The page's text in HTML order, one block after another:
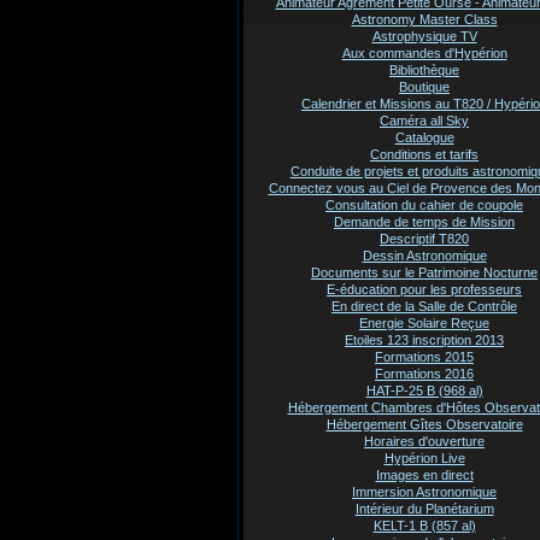
Astronomy Master Class
Astrophysique TV
Aux commandes d'Hypérion
Bibliothèque
Boutique
Calendrier et Missions au T820 /
Caméra all Sky
Catalogue
Conditions et tarifs
Conduite de projets et produits
Connectez vous au Ciel de Provence des
Consultation du cahier de coupole
Demande de temps de Mission
Descriptif T820
Dessin Astronomique
Documents sur le Patrimoine Nocturne
E-éducation pour les professeurs
En direct de la Salle de Contrôle
Energie Solaire Reçue
Etoiles 123 inscription 2013
Formations 2015
Formations 2016
HAT-P-25 B (968 al)
Hébergement Chambres d'Hôtes
Hébergement Gîtes Observatoire
Horaires d'ouverture
Hypérion Live
Images en direct
Immersion Astronomique
Intérieur du Planétarium
KELT-1 B (857 al)